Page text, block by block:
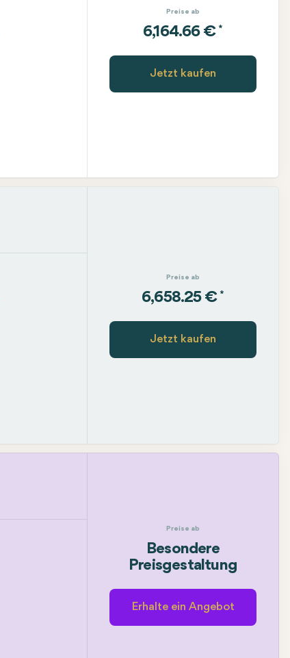
Preise ab
6,164.66 € *
Jetzt kaufen
Preise ab
6,658.25 € *
Jetzt kaufen
Preise ab
Besondere
Preisgestaltung
Erhalte ein Angebot